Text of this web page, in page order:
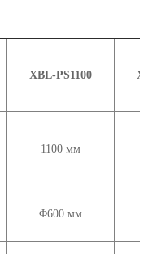
XBL-PS1100
1100 мм
Φ600 мм